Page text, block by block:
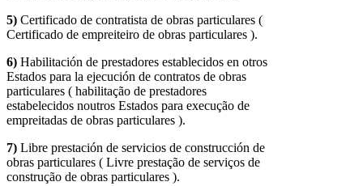
5) Certificado de contratista de obras particulares (
Certificado de empreiteiro de obras particulares ).
6) Habilitación de prestadores establecidos en otros
Estados para la ejecución de contratos de obras
particulares ( habilitação de prestadores
estabelecidos noutros Estados para execução de
empreitadas de obras particulares ).
7) Libre prestación de servicios de construcción de
obras particulares ( Livre prestação de serviços de
construção de obras particulares ).